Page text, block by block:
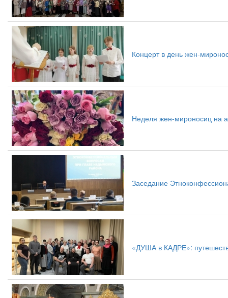
Концерт в день жен-
Неделя жен-мироносиц на
Заседание
«ДУША в КАДРЕ»: